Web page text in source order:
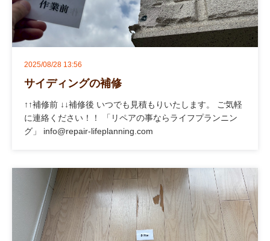
2025/08/28 13:56
サイディングの補修
↑↑補修前 ↓↓補修後 いつでも見積もりいたします。 ご気軽
に連絡ください！！ 「リペアの事ならライフプランニン
グ」 info@repair-lifeplanning.com